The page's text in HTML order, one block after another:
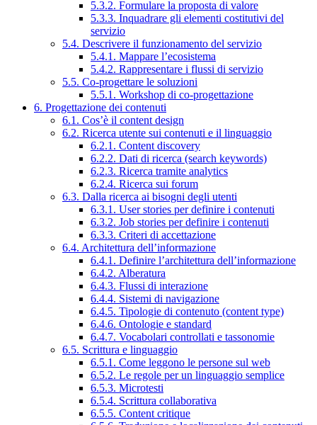
5.3.2. Formulare la proposta di valore
5.3.3. Inquadrare gli elementi costitutivi del
servizio
5.4. Descrivere il funzionamento del servizio
5.4.1. Mappare l’ecosistema
5.4.2. Rappresentare i flussi di servizio
5.5. Co-progettare le soluzioni
5.5.1. Workshop di co-progettazione
6. Progettazione dei contenuti
6.1. Cos’è il content design
6.2. Ricerca utente sui contenuti e il linguaggio
6.2.1. Content discovery
6.2.2. Dati di ricerca (search keywords)
6.2.3. Ricerca tramite analytics
6.2.4. Ricerca sui forum
6.3. Dalla ricerca ai bisogni degli utenti
6.3.1. User stories per definire i contenuti
6.3.2. Job stories per definire i contenuti
6.3.3. Criteri di accettazione
6.4. Architettura dell’informazione
6.4.1. Definire l’architettura dell’informazione
6.4.2. Alberatura
6.4.3. Flussi di interazione
6.4.4. Sistemi di navigazione
6.4.5. Tipologie di contenuto (content type)
6.4.6. Ontologie e standard
6.4.7. Vocabolari controllati e tassonomie
6.5. Scrittura e linguaggio
6.5.1. Come leggono le persone sul web
6.5.2. Le regole per un linguaggio semplice
6.5.3. Microtesti
6.5.4. Scrittura collaborativa
6.5.5. Content critique